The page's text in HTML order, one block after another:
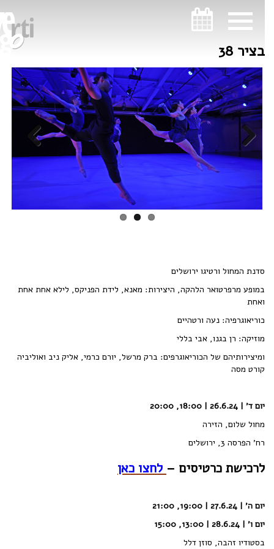
בציר 38
Previous Next
סדנת המחול ורטיגו ירושלים
במופע מרפרטואר הלהקה, היצירות: מאנא, לידת הפניקס, לילא אחת אחת
ואחת
כוריאוגרפיה: נעה ורטהיים
מוזיקה: רן בגנו, אבי בללי
ומיצירותיהם של הכוריאוגרפים: ברק מרשל, יורם כרמי, אליק ניב ואוליביה
קורט מסה
יום ד' | 26.6.24 | 18:00, 20:00
מחול שלום, הזירה
רח' הפרסה 3, ירושלים
לרכישת כרטיסים – לחצו כאן
יום ה' | 27.6.24 | 19:00, 21:00
יום ו' | 28.6.24 | 13:00, 15:00
בסטודיו זהבה, סוזן דלל